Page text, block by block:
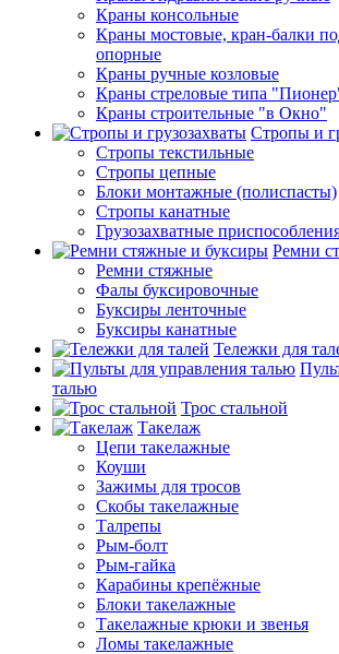
Краны консольные
Краны мостовые, кран-балки
опорные
Краны ручные козловые
Краны стреловые типа
Краны строительные "в Окно"
Стропы и
Стропы текстильные
Стропы цепные
Блоки монтажные (полиспасты)
Стропы канатные
Грузозахватные
Ремни
Ремни стяжные
Фалы буксировочные
Буксиры ленточные
Буксиры канатные
Тележки для
талью
Трос стальной
Такелаж
Цепи такелажные
Коуши
Зажимы для тросов
Скобы такелажные
Талрепы
Рым-болт
Рым-гайка
Карабины крепёжные
Блоки такелажные
Такелажные крюки и звенья
Ломы такелажные